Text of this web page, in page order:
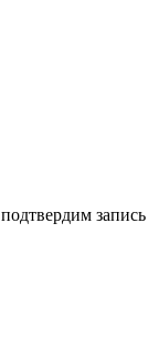
запись